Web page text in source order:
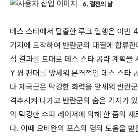
6. 결전의 날
데스 스타에서 탈출한 루크 일행은 야빈
기지에 도착하여 반란군의 대열에 합류
석 결과를 토대로 데스 스타 공략 계획을
Y 윙 편대를 앞세워 본격적인 데스 스타
나 제국군은 막강한 화력을 앞세워 반란
격추시켜 나가고 반란군의 숨은 기지가
의 막강한 수퍼 레이저에 의해 한 줌의 재
다. 이때 오비완의 포스의 영의 도움을